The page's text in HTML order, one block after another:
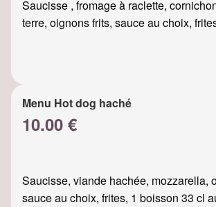
Saucisse , fromage à raclette,
terre, oignons frits, sauce au choix,
Menu Hot dog haché
10.00 €
Saucisse, viande hachée, mozzarella,
sauce au choix, frites, 1 boisson 33 cl